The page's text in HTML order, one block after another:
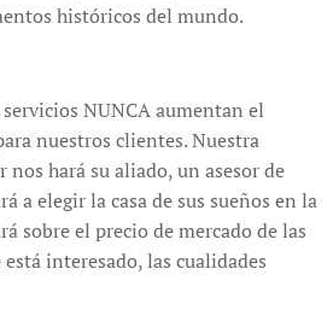
históricos del mundo.
NUNCA aumentan el
nuestros clientes. Nuestra
nos hará su aliado, un asesor de
a elegir la casa de sus sueños en la
sobre el precio de mercado de las
interesado, las cualidades